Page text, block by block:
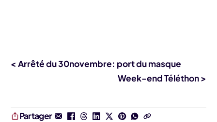
< Arrêté du 30novembre: port du masque
Week-end Téléthon >
Partager